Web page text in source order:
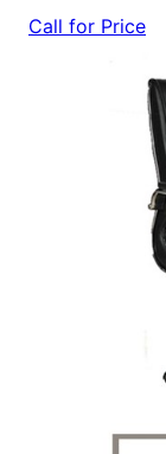
Call for Price